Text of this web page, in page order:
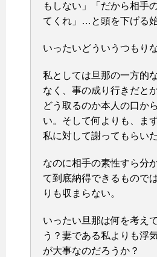
もしない」「だから相手
てくれ」…と頭を下げる始
いったいどういうつもり
私としては旦那の一方的
なく、事の成り行きだと
どう取るのか本人の口か
い。そして何よりも、ま
私に対して謝ってもらい
なのに相手の素性すら分
て到底納得できるもので
りも収まらない。
いったい旦那は何を考え
う？妻である私よりも浮
が大事なのだろうか？